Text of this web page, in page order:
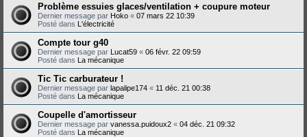
Problème essuies glaces/ventilation + coupure moteur
Dernier message par Hoko « 07 mars 22 10:39
Posté dans L'électricité
Compte tour g40
Dernier message par Lucat59 « 06 févr. 22 09:59
Posté dans La mécanique
Tic Tic carburateur !
Dernier message par lapalipe174 « 11 déc. 21 00:38
Posté dans La mécanique
Coupelle d'amortisseur
Dernier message par vanessa.puidoux2 « 04 déc. 21 09:32
Posté dans La mécanique